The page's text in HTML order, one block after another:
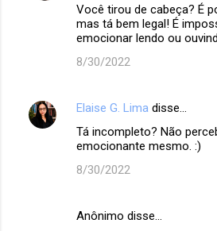
Você tirou de cabeça? É
mas tá bem legal! É
emocionar lendo ou
8/30/2022
Elaise G. Lima disse…
Tá incompleto? Não
emocionante mesmo. :)
8/30/2022
Anônimo disse…